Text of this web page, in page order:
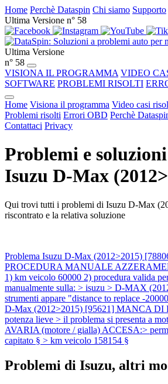
Home Perchè Dataspin Chi siamo Supporto
Ultima Versione n° 58
Ultima Versione
n° 58
VISIONA IL PROGRAMMA VIDEO
SOFTWARE PROBLEMI RISOLTI
Home Visiona il programma Video casi
Problemi risolti Errori OBD Perchè
Contattaci Privacy
Problemi e
Isuzu D-Max
Qui trovi tutti i problemi di Isuzu D-Max
riscontrato e la relativa soluzione
Problema Isuzu D-Max (2012>2015)
PROCEDURA MANUALE
1) km veicolo 60000 2) procedura valida
manualmente sulla: > isuzu > D-MAX
strumenti appare "distance to replace -
D-Max (2012>2015) [95621] MANCA DI
potenza lieve > il problema si presenta a
AVARIA (motore / gialla) ACCESA:>
capitato § > km veicolo 158154 §
Problemi di Isuzu, altri